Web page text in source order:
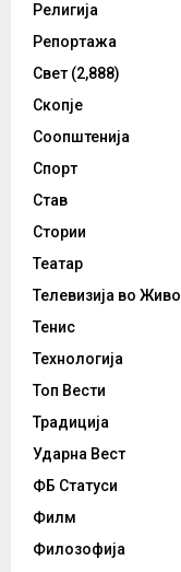
Религија
Репортажа
Свет (2,888)
Скопје
Соопштенија
Спорт
Став
Стории
Театар
Телевизија во Живо
Тенис
Технологија
Топ Вести
Традиција
Ударна Вест
ФБ Статуси
Филм
Филозофија